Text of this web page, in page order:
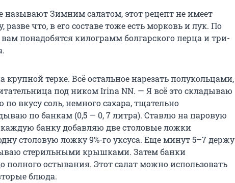
называют Зимним салатом, этот рецепт не имеет
что, в его составе тоже есть морковь и лук. По
понадобятся килограмм болгарского перца и три-
крупной терке. Всё остальное нарезать полукольцами,
под ником Irina NN. — Я всё это складываю
вкусу соль, немного сахара, тщательно
по банкам (0,5 — 0, 7 литра). Ставлю на паровую
банку добавляю две столовые ложки
столовую ложку 9%-го уксуса. Еще минут 5–7 держу
стерильными крышками. Затем банки
полного остывания. Этот салат можно использовать
блюда.